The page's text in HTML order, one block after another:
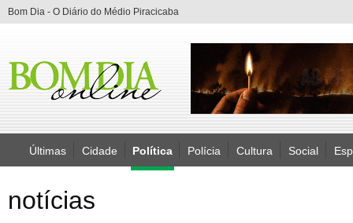
Bom Dia - O Diário do Médio Piracicaba
Últimas Cidade Política Polícia Cultura Social
notícias